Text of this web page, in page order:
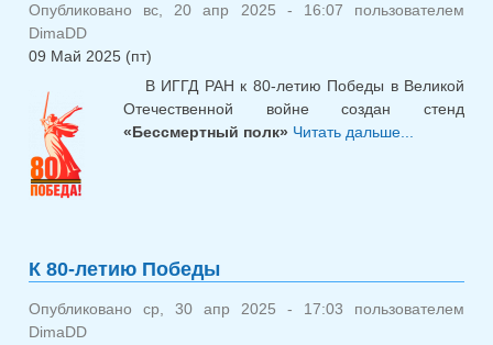
Опубликовано вс, 20 апр 2025 - 16:07 пользователем
DimaDD
09 Май 2025 (пт)
В ИГГД РАН к 80-летию Победы в Великой
Отечественной войне создан стенд
«Бессмертный полк» Читать дальше...
К 80-летию Победы
Опубликовано ср, 30 апр 2025 - 17:03 пользователем
DimaDD